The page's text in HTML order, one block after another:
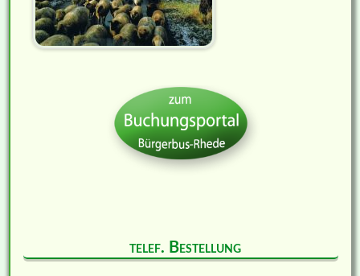
telef. Bestellung